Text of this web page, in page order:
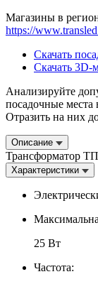
Магазины в
https://
Скачать
Скачать 3D-
Анализируйте
посадочные
Отразить на них
Описание
Трансформатор
Характеристики
25 Вт
Частота: